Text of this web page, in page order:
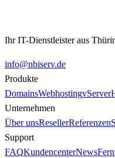
Ihr IT-Dienstleister aus
info@nbiserv.de
Produkte
DomainsWebhostingvServer
Unternehmen
Über unsResellerReferenzen
Support
FAQKundencenterNews